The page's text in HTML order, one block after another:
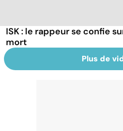
ISK : le rappeur se confie
mort
Plus de